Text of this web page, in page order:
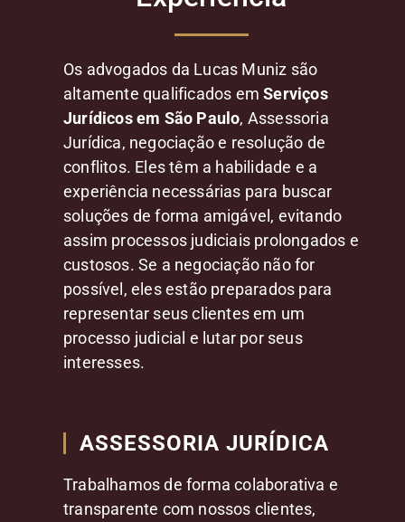
Os advogados da Lucas Muniz são
altamente qualificados emServiços
Jurídicos em São Paulo, Assessoria
Jurídica, negociação e resolução de
conflitos. Eles têm a habilidade e a
experiência necessárias para buscar
soluções de forma amigável, evitando
assim processos judiciais prolongados e
custosos. Se a negociação não for
possível, eles estão preparados para
representar seus clientes em um
processo judicial e lutar por seus
interesses.
ASSESSORIA JURÍDICA
Trabalhamos de forma colaborativa e
transparente com nossos clientes,